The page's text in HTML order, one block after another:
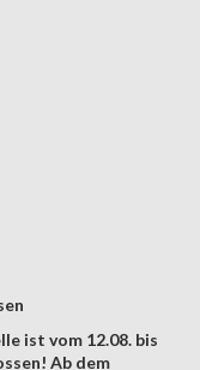
ist vom 12.08. bis
Ab dem